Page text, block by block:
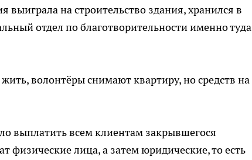
на строительство здания, хранился в
отдел по благотворительности именно туда
волонтёры снимают квартиру, но средств на
выплатить всем клиентам закрывшегося
физические лица, а затем юридические, то есть